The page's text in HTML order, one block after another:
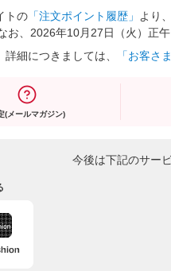
トの 「注文ポイント履歴」
より
お、2026年10月27日（火）正
詳細につきましては、
「お客さ
(メールマガジン)
今後は下記のサー